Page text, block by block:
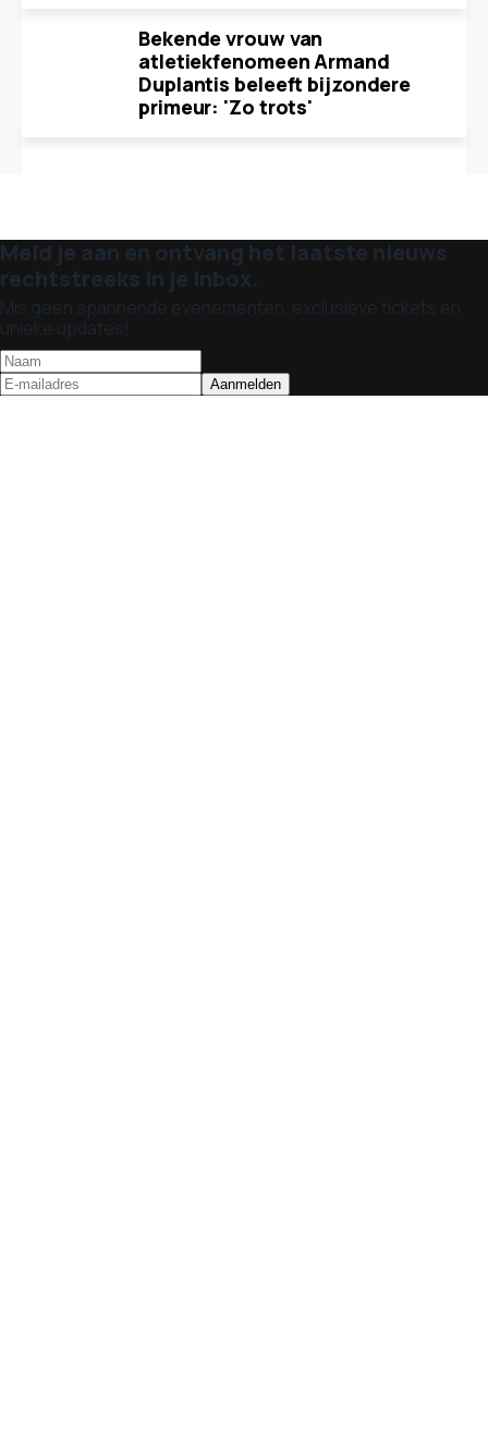
Bekende vrouw van
atletiekfenomeen Armand
Duplantis beleeft bijzondere
primeur: 'Zo trots'
Meld je aan en ontvang het laatste nieuws
rechtstreeks in je inbox.
Mis geen spannende evenementen, exclusieve tickets en
unieke updates!